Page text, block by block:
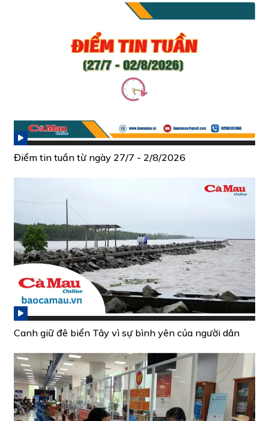
Điểm tin tuần từ ngày 27/7 - 2/8/2026
Canh giữ đê biển Tây vì sự bình yên của người dân